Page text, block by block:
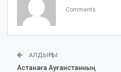
Comments
АЛДЫҢҒЫ
Астанаға Ауғанстанның